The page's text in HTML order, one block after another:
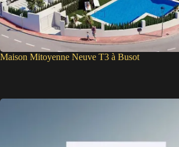
Maison Mitoyenne Neuve T3 à Busot